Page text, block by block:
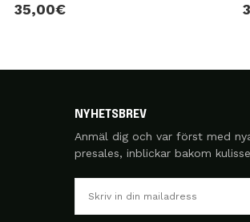
35,00€
NYHETSBREV
Anmäl dig och var först med
presales, inblickar bakom